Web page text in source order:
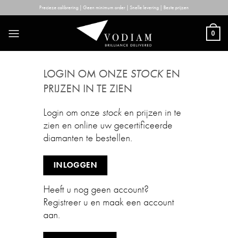
to
content
Precieze calibrering | Geen minimum order | Snelle levering | Beste prijzen
0
LOGIN OM ONZE STOCKEN
PRIJZEN IN TE ZIEN
Login om onze stock en prijzen in te
zien en online uw gecertificeerde
diamanten te bestellen.
INLOGGEN
Heeft u nog geen account?
Registreer u en maak een account
aan.